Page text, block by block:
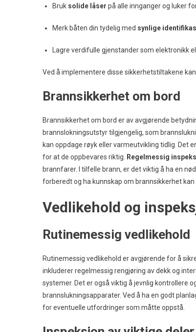
Bruk solide låser på alle innganger og luker
Merk båten din tydelig med synlige
Lagre verdifulle gjenstander som elektronikk
Ved å implementere disse sikkerhetstiltakene
Brannsikkerhet om bord
Brannsikkerhet om bord er av avgjørende
brannslokningsutstyr tilgjengelig, som
kan oppdage røyk eller varmeutvikling tidlig. Det
for at de oppbevares riktig.
Regelmessig
brannfarer. I tilfelle brann, er det viktig å ha en
forberedt og ha kunnskap om brannsikkerhet kan
Vedlikehold og
Rutinemessig vedlikehold
Rutinemessig vedlikehold er avgjørende for å
inkluderer regelmessig rengjøring av dekk og
systemer. Det er også viktig å jevnlig kontrollere
brannslukningsapparater. Ved å ha en godt
for eventuelle utfordringer som måtte oppstå.